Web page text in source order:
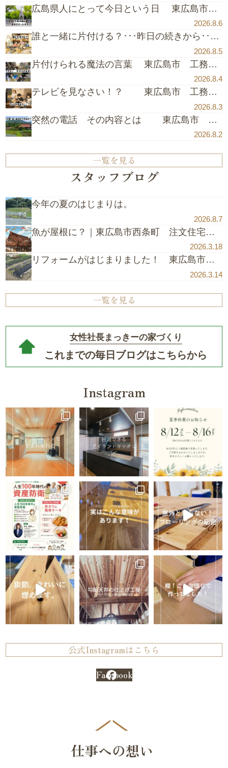
広島県人にとって今日という日 東広島市 工務店 注文住宅 古民家リフォーム
2026.8.6
誰と一緒に片付ける？･･･昨日の続きから･･･ 東広島市 工務店 注文住宅 古民家リフォーム
2026.8.5
片付けられる魔法の言葉 東広島市 工務店 注文住宅 古民家リフォーム
2026.8.4
テレビを見なさい！？ 東広島市 工務店 注文住宅 古民家リフォーム
2026.8.3
突然の電話 その内容とは 東広島市 工務店 注文住宅 古民家リフォーム
2026.8.2
一覧を見る
スタッフブログ
今年の夏のはじまりは。
2026.8.7
魚が屋根に？｜東広島市西条町 注文住宅 木造住宅 リフォーム リノベーション 木の家 自然素材 東広島の工務店
2026.3.18
リフォームがはじまりました！ 東広島市 注文住宅 木造住宅 リフォーム リノベーション 木の家 自然素材 東広島の工務店
2026.3.14
一覧を見る
女性社長まっきーの家づくり
これまでの毎日ブログはこちらから
Instagram
公式Instagramはこちら
Facebook
仕事への想い